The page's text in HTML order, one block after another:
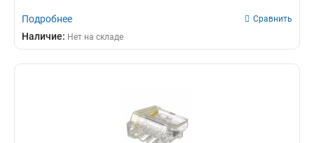
Подробнее Сравнить
Наличие: Нет на складе